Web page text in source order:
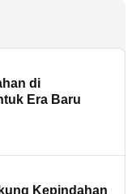
di
Era Baru
Kepindahan